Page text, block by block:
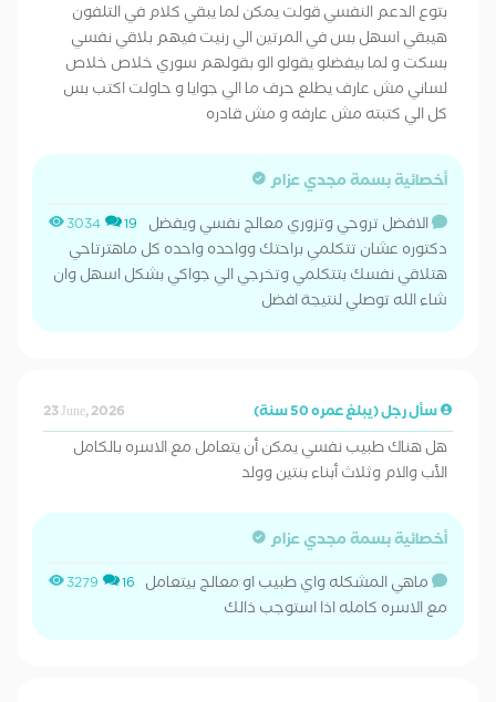
بتوع الدعم النفسي قولت يمكن لما يبقي كلام في التلفون
هيبقي اسهل بس في المرتين الي رنيت فيهم بلاقي نفسي
بسكت و لما بيفضلو يقولو الو بقولهم سوري خلاص خلاص
لساني مش عارف يطلع حرف ما الي جوايا و حاولت اكتب بس
كل الي كتبته مش عارفه و مش قادره
أخصائية بسمة مجدي عزام
3034 19 الافضل تروحي وتزوري معالج نفسي ويفضل
دكتوره عشان تتكلمي براحتك وواحده واحده كل ماهترتاحي
هتلاقي نفسك بتتكلمي وتخرجي الي جواكي بشكل اسهل وان
شاء الله توصلي لنتيجة افضل
سأل رجل (يبلغ عمره 50 سنة) 23 June, 2026
هل هناك طبيب نفسي يمكن أن يتعامل مع الاسره بالكامل
الأب والام وثلاث أبناء بنتين وولد
أخصائية بسمة مجدي عزام
3279 16 ماهي المشكله واي طبيب او معالج بيتعامل
مع الاسره كامله اذا استوجب ذالك